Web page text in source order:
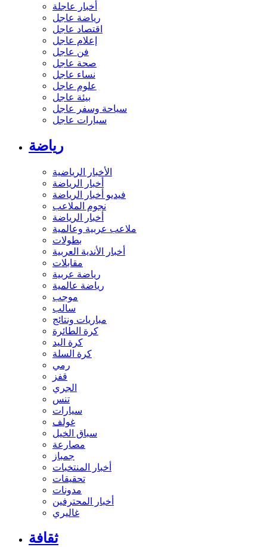
أخبار عاجلة
رياضة عاجل
اقتصاد عاجل
إعلام عاجل
فن عاجل
صحة عاجل
نساء عاجل
علوم عاجل
بيئة عاجل
سياحة وسفر عاجل
سيارات عاجل
رياضة
الأخبار الرياضية
أخبار الرياضة
فيديو أخبار الرياضة
نجوم الملاعب
أخبار الرياضة
ملاعب عربية وعالمية
بطولات
أخبار الأندية العربية
مقابلات
رياضة عربية
رياضة عالمية
موجب
سالب
مباريات ونتائج
كرة الطائرة
كرة اليد
كرة السلة
رمي
قفز
الجري
تنس
سيارات
غولف
سباق الخيل
مصارعة
جمباز
أخبار المنتخبات
تحقيقات
مدونات
أخبار المحترفين
غاليري
ثقافة